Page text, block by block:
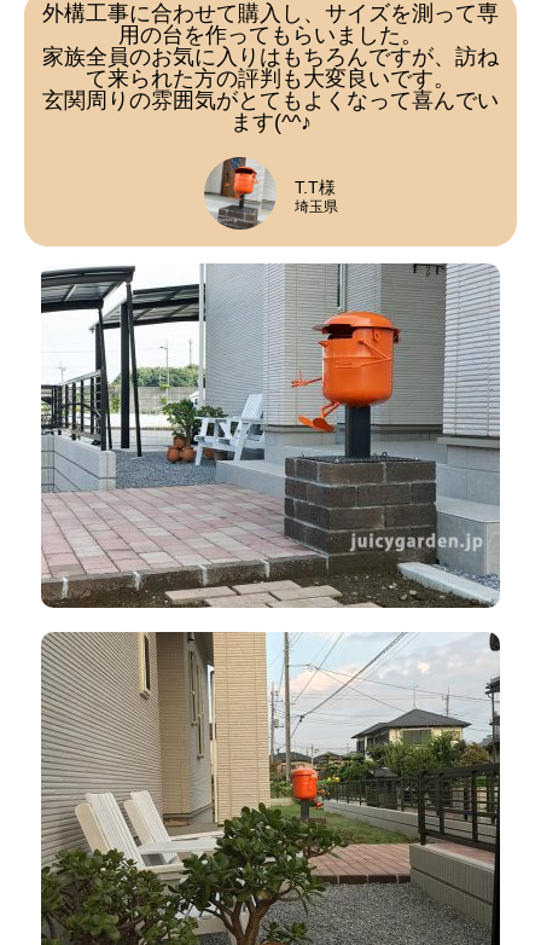
外構工事に合わせて購入し、サイズを測って専
用の台を作ってもらいました。
家族全員のお気に入りはもちろんですが、訪ね
て来られた方の評判も大変良いです。
玄関周りの雰囲気がとてもよくなって喜んでい
ます(^^♪
T.T様
埼玉県